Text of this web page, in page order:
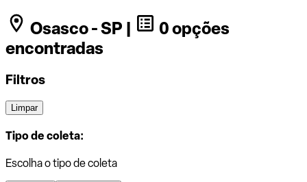
Osasco - SP |
0 opções
encontradas
Filtros
Limpar
Tipo de coleta:
Escolha o tipo de coleta